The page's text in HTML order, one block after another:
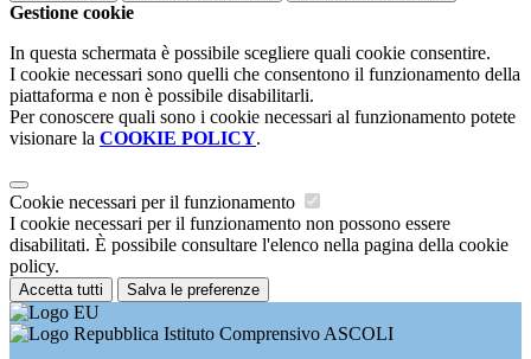
Gestione cookie
In questa schermata è possibile scegliere quali cookie consentire.
I cookie necessari sono quelli che consentono il funzionamento della
piattaforma e non è possibile disabilitarli.
Per conoscere quali sono i cookie necessari al funzionamento potete
visionare la COOKIE POLICY.
Cookie necessari per il funzionamento
I cookie necessari per il funzionamento non possono essere
disabilitati. È possibile consultare l'elenco nella pagina della cookie
policy.
Accetta tutti Salva le preferenze
Istituto Comprensivo ASCOLI